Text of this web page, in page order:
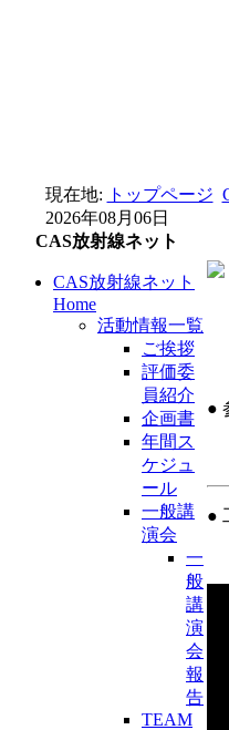
現在地: トップページ
2026年08月06日
CAS放射線ネット
CAS放射線ネット
Home
活動情報一覧
ご挨拶
評価委
員紹介
企画書
年間ス
ケジュ
ール
一般講
演会
一
般
講
演
会
報
告
TEAM
●
●